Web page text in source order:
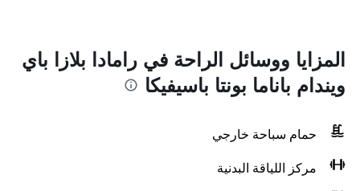
المزايا ووسائل الراحة في رامادا بلازا باي
ويندام باناما بونتا باسيفيكا
حمام سباحة خارجي
مركز اللياقة البدنية